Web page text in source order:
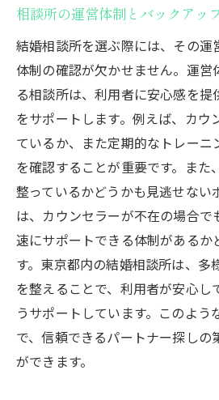
相談所の運営体制とバックアッ
結婚相談所を選ぶ際には、その運
体制の確認が欠かせません。運営
る相談所は、利用者に安心感を提
をサポートします。例えば、カウ
ているか、また定期的なトレーニ
を確認することが重要です。また
整っているかどうかも見逃せない
は、カウンセラーが不在の場合で
速にサポートできる体制があるか
す。東京都内の結婚相談所は、多
を整えることで、利用者が安心し
うサポートしています。このよう
で、信頼できるパートナー探しの
ができます。